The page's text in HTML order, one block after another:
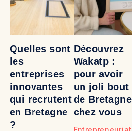
Quelles sont
les
entreprises
innovantes
qui recrutent
en Bretagne
?
Découvrez
Wakatp :
pour avoir
un joli bout
de Bretagne
chez vous
Entrepreneuriat